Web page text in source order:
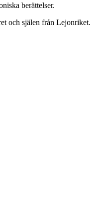
berättelser.
och själen från Lejonriket.